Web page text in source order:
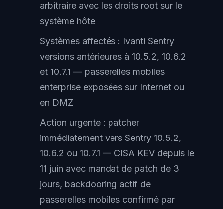
arbitraire avec les droits root sur le
système hôte
Systèmes affectés : Ivanti Sentry
versions antérieures à 10.5.2, 10.6.2
et 10.7.1 — passerelles mobiles
enterprise exposées sur Internet ou
en DMZ
Action urgente : patcher
immédiatement vers Sentry 10.5.2,
10.6.2 ou 10.7.1 — CISA KEV depuis le
11 juin avec mandat de patch de 3
jours, backdooring actif de
passerelles mobiles confirmé par